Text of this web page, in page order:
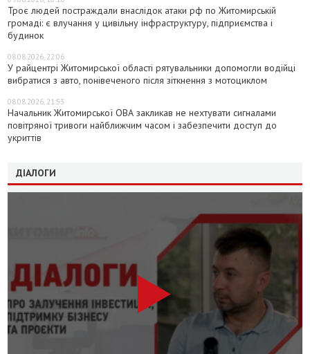
Троє людей постраждали внаслідок атаки рф по Житомирській
громаді: є влучання у цивільну інфраструктуру, підприємства і
будинок
08.08.2026, 22:06
У райцентрі Житомирської області рятувальники допомогли водійці
вибратися з авто, понівеченого після зіткнення з мотоциклом
08.08.2026, 21:53
Начальник Житомирської ОВА закликав не нехтувати сигналами
повітряної тривоги найближчим часом і забезпечити доступ до
укриттів
ДІАЛОГИ